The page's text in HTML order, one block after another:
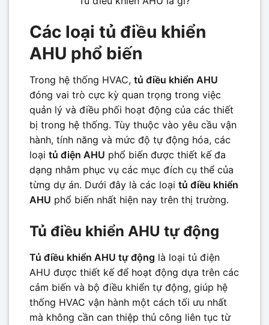
Các loại tủ điều khiển
AHU phổ biến
Trong hệ thống HVAC, tủ điều khiển AHU
đóng vai trò cực kỳ quan trọng trong việc
quản lý và điều phối hoạt động của các thiết
bị trong hệ thống. Tùy thuộc vào yêu cầu vận
hành, tính năng và mức độ tự động hóa, các
loại tủ điện AHU phổ biến được thiết kế đa
dạng nhằm phục vụ các mục đích cụ thể của
từng dự án. Dưới đây là các loại tủ điều khiển
AHU phổ biến nhất hiện nay trên thị trường.
Tủ điều khiển AHU tự động
Tủ điều khiển AHU tự động là loại tủ điện
AHU được thiết kế để hoạt động dựa trên các
cảm biến và bộ điều khiển tự động, giúp hệ
thống HVAC vận hành một cách tối ưu nhất
mà không cần can thiệp thủ công liên tục từ